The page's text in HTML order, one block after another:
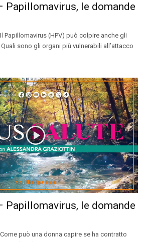
Papillomavirus, le domande
Il Papillomavirus (HPV) può colpire anche gli
sono gli organi più vulnerabili all’attacco
Papillomavirus, le domande
Come può una donna capire se ha contratto